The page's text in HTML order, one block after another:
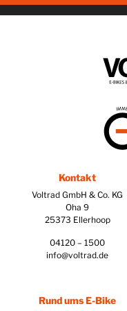
Kontakt
Voltrad GmbH & Co. KG
Oha 9
25373 Ellerhoop
04120 – 1500
info@voltrad.de
Rund ums E-Bike